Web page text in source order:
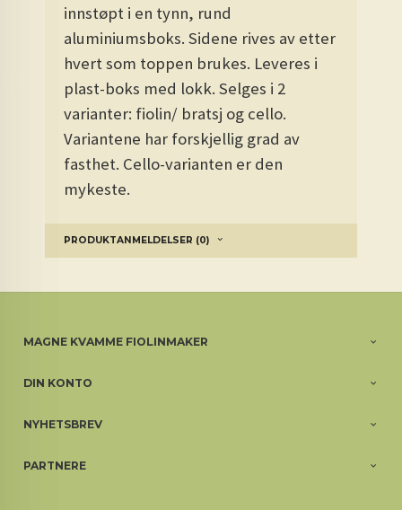
innstøpt i en tynn, rund
aluminiumsboks. Sidene rives av etter
hvert som toppen brukes. Leveres i
plast-boks med lokk.Selges i 2
varianter: fiolin/ bratsj og cello.
Variantene har forskjellig grad av
fasthet. Cello-varianten er den
mykeste.
PRODUKTANMELDELSER (0)
MAGNE KVAMME FIOLINMAKER
DIN KONTO
NYHETSBREV
PARTNERE